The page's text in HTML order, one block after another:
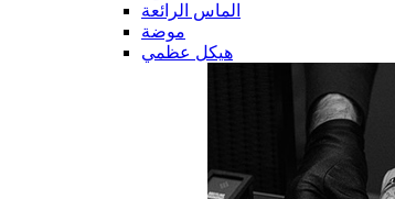
الماس الرائعة
موضة
هيكل عظمي